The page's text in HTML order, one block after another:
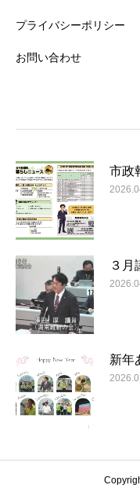
プライバシーポリシー
お問い合わせ
市政
３
新年